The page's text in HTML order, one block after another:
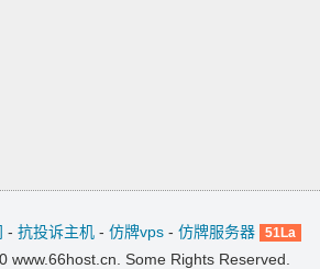
- 抗投诉主机 - 仿牌vps - 仿牌服务器 51La
www.66host.cn. Some Rights Reserved.